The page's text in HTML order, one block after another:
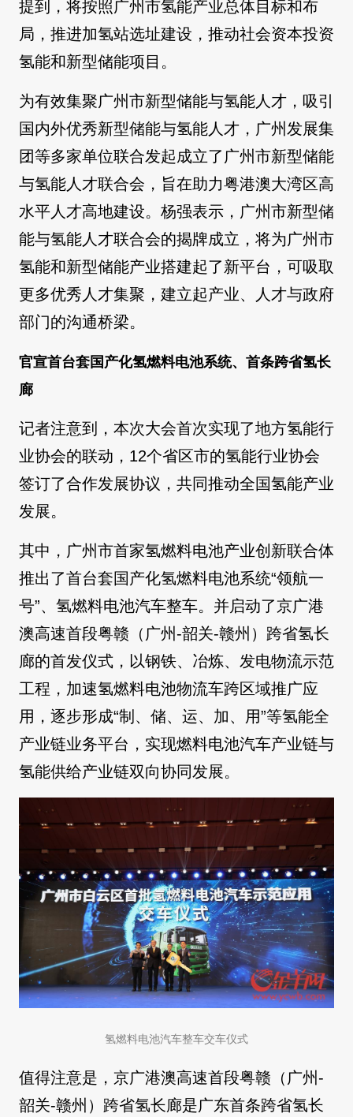
提到，将按照广州市氢能产业总体目标和布
局，推进加氢站选址建设，推动社会资本投资
氢能和新型储能项目。
为有效集聚广州市新型储能与氢能人才，吸引
国内外优秀新型储能与氢能人才，广州发展集
团等多家单位联合发起成立了广州市新型储能
与氢能人才联合会，旨在助力粤港澳大湾区高
水平人才高地建设。杨强表示，广州市新型储
能与氢能人才联合会的揭牌成立，将为广州市
氢能和新型储能产业搭建起了新平台，可吸取
更多优秀人才集聚，建立起产业、人才与政府
部门的沟通桥梁。
官宣首台套国产化氢燃料电池系统、首条跨省氢长
廊
记者注意到，本次大会首次实现了地方氢能行
业协会的联动，12个省区市的氢能行业协会
签订了合作发展协议，共同推动全国氢能产业
发展。
其中，广州市首家氢燃料电池产业创新联合体
推出了首台套国产化氢燃料电池系统“领航一
号”、氢燃料电池汽车整车。并启动了京广港
澳高速首段粤赣（广州-韶关-赣州）跨省氢长
廊的首发仪式，以钢铁、冶炼、发电物流示范
工程，加速氢燃料电池物流车跨区域推广应
用，逐步形成“制、储、运、加、用”等氢能全
产业链业务平台，实现燃料电池汽车产业链与
氢能供给产业链双向协同发展。
氢燃料电池汽车整车交车仪式
值得注意是，京广港澳高速首段粤赣（广州-
韶关-赣州）跨省氢长廊是广东首条跨省氢长